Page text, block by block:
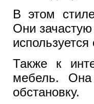
В этом
Они
Также к
мебель.
обстановку.